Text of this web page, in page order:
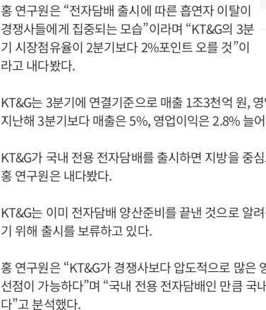
홍 연구원은 “전자담배 출시에 따른 흡연자 이탈이
경쟁사들에게 집중되는 모습”이라며 “KT&G의 3분
기 시장점유율이 2분기보다 2%포인트 오를 것”이
라고 내다봤다.
KT&G는 3분기에 연결기준으로 매출 1조3천억 원,
지난해 3분기보다 매출은 5%, 영업이익은 2.8% 늘
KT&G가 국내 전용 전자담배를 출시하면 지방을 중
홍 연구원은 내다봤다.
KT&G는 이미 전자담배 양산준비를 끝낸 것으로 알
기 위해 출시를 보류하고 있다.
홍 연구원은 “KT&G가 경쟁사보다 압도적으로 많은
선점이 가능하다”며 “국내 전용 전자담배인 만큼 국
다”고 분석했다.